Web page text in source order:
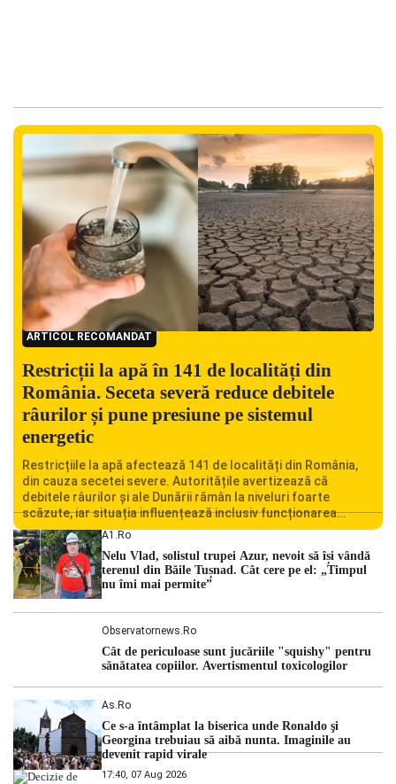
ARTICOL RECOMANDAT
Restricții la apă în 141 de localități din
România. Seceta severă reduce debitele
râurilor și pune presiune pe sistemul
energetic
Restricțiile la apă afectează 141 de localități din România,
din cauza secetei severe. Autoritățile avertizează că
debitele râurilor și ale Dunării rămân la niveluri foarte
scăzute, iar situația influențează inclusiv funcționarea
Centralei Nucleare de la Cernavodă. România se confruntă
cu una dintre cele mai dificile perioade din punct de vedere
hidrologic din ultimii ani. Lipsa […]
A1.ro
Nelu Vlad, solistul trupei Azur, nevoit să își vândă
terenul din Băile Tușnad. Cât cere pe el: „Timpul
nu îmi mai permite”
Observatornews.ro
Cât de periculoase sunt jucăriile "squishy" pentru
sănătatea copiilor. Avertismentul toxicologilor
As.ro
Ce s-a întâmplat la biserica unde Ronaldo şi
Georgina trebuiau să aibă nunta. Imaginile au
devenit rapid virale
17:40, 07 Aug 2026